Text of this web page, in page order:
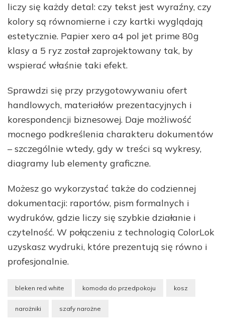
liczy się każdy detal: czy tekst jest wyraźny, czy
kolory są równomierne i czy kartki wyglądają
estetycznie. Papier xero a4 pol jet prime 80g
klasy a 5 ryz został zaprojektowany tak, by
wspierać właśnie taki efekt.
Sprawdzi się przy przygotowywaniu ofert
handlowych, materiałów prezentacyjnych i
korespondencji biznesowej. Daje możliwość
mocnego podkreślenia charakteru dokumentów
– szczególnie wtedy, gdy w treści są wykresy,
diagramy lub elementy graficzne.
Możesz go wykorzystać także do codziennej
dokumentacji: raportów, pism formalnych i
wydruków, gdzie liczy się szybkie działanie i
czytelność. W połączeniu z technologią ColorLok
uzyskasz wydruki, które prezentują się równo i
profesjonalnie.
bleken red white komoda do przedpokoju kosz
narożniki szafy narożne